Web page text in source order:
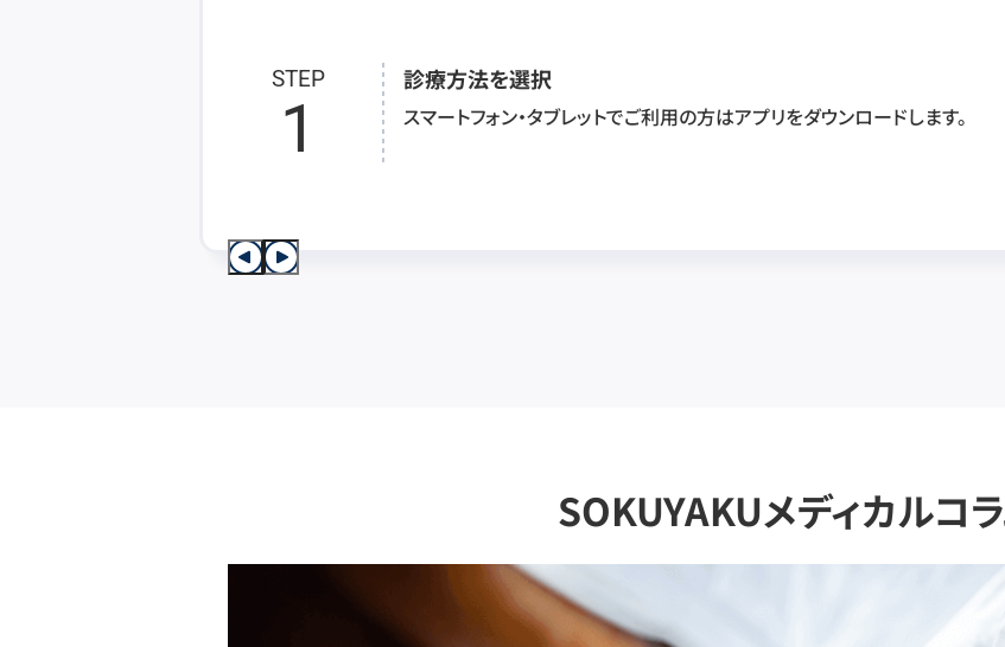
STEP
1
診療方法を選択
スマートフォン・タブレットでご利用の方はアプリをダウンロードします。
SOKUYAKUメディカルコ